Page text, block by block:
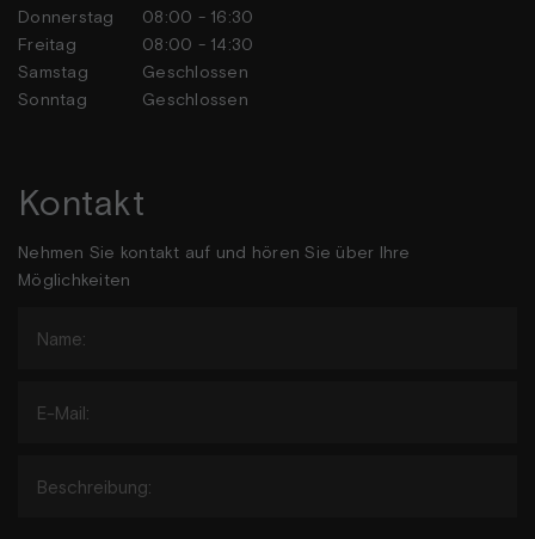
Donnerstag
08:00 - 16:30
Freitag
08:00 - 14:30
Samstag
Geschlossen
Sonntag
Geschlossen
Kontakt
Nehmen Sie kontakt auf und hören Sie über Ihre
Möglichkeiten